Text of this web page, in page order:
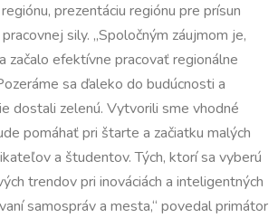
prezentáciu regiónu pre prísun
sily. „Spoločným záujmom je,
začalo efektívne pracovať regionálne
sa ďaleko do budúcnosti a
dostali zelenú. Vytvorili sme vhodné
pomáhať pri štarte a začiatku malých
a študentov. Tých, ktorí sa vyberú
trendov pri inováciách a inteligentných
samospráv a mesta,“ povedal primátor